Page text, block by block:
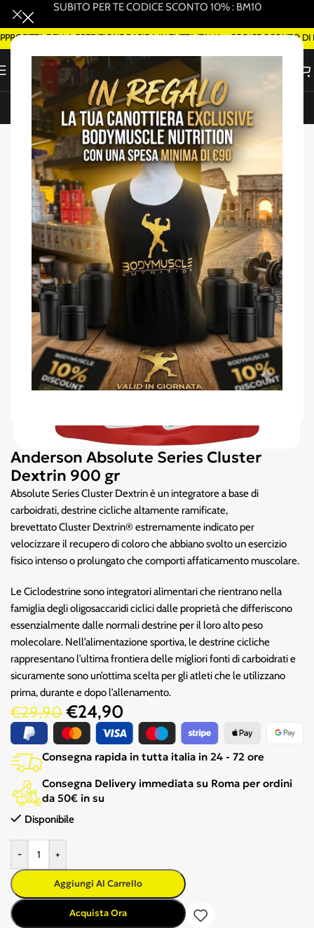
SUBITO PER TE CODICE SCONTO 10% : BM10
DELLA SPEDIZIONE RAPIDA IN TUTTA ITALIA - CODICE SCONTO DI
ORDINA SMART DELIVERY SU WHATSAPP (ROMA)
Home/ Maltodestrine/ Ciclodestrine
-17%
Anderson Absolute Series Cluster
Dextrin 900 gr
Absolute Series Cluster Dextrin è un integratore a base di
carboidrati, destrine cicliche altamente ramificate,
brevettato Cluster Dextrin® estremamente indicato per
velocizzare il recupero di coloro che abbiano svolto un esercizio
fisico intenso o prolungato che comporti affaticamento muscolare.
Le Ciclodestrine sono integratori alimentari che rientrano nella
famiglia degli oligosaccaridi ciclici dalle proprietà che differiscono
essenzialmente dalle normali destrine per il loro alto peso
molecolare. Nell’alimentazione sportiva, le destrine cicliche
rappresentano l’ultima frontiera delle migliori fonti di carboidrati e
sicuramente sono un’ottima scelta per gli atleti che le utilizzano
prima, durante e dopo l’allenamento.
€29,90 €24,90
Consegna rapida in tutta italia in 24 - 72 ore
Consegna Delivery immediata su Roma per ordini
da 50€ in su
Disponibile
- +
Aggiungi Al Carrello
Acquista Ora